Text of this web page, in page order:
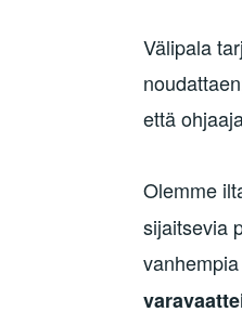
Välipala
että
Olemme
sijaitsevia